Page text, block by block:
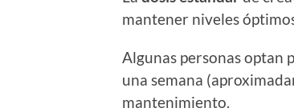
mantener niveles
Algunas personas optan
una semana
mantenimiento.